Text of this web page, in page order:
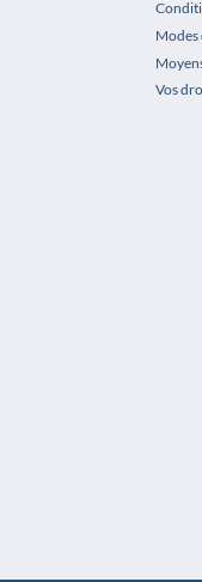
Modes
Vos